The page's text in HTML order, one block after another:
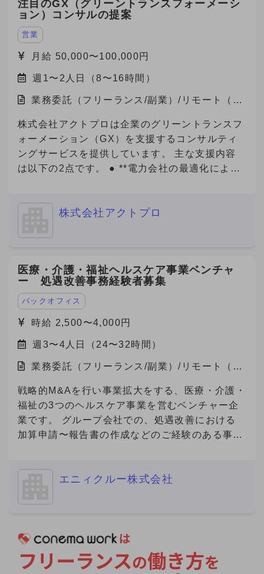
流になりつつあります。 この変化を捉え、
「Metoree」への掲載を通じたリード獲得を支援
する需要が急拡大しています。 より多くの製造
るため、 セールス組織の拡大・強化のため増員
を検討しています。 【セールスチームの特徴】
の高いメンバーが刺激しあい切磋琢磨していま
す。 また、メンバー（マネジメント未経験）か
らリーダー・マネージャーに昇格したメンバーも
多数在籍しており、挑戦をしたい方へのチャンス
の機会がたくさんあります。 社内ナレッジも豊
ン後の動き方】 ・研修期間あり（最大15時間）
施、商談同席 ※研修期間中も報酬は発生します。
場合は1ヶ月ごとの自動更新制となります。 ※研
修期間の実績により契約終了の可能性あります。
なる拡大や将来的なIPOを見据え、将来的な経営
チームへの参画を視野に入れながら、急成長スタ
ートアップにおいて、中途人材採用を戦略の立案
から実施までリードいただける方を募集いたしま
す。 ■ご応募（興味あり）にあたり■ 【必須1】
プロフィール（社歴、業務ご経験）詳細をご記載
ください。 【必須2】下記、「副業からの転職」
について、該当する番号をお知らせください。
【必須3】バックグラウンドについても選考の参
考にさせていただいておりますので、大学・学
部・専攻内容も記載してご応募をお願いいたしま
す。 「副業からの転職」について： 数ヶ月〜半
ただける方から優先的に採用させていただく案件
能性「無し」 ② 内容・条件により転職の可能性
転職の可能性「あり」（半年から1年以内程度）
④ 転職を「積極的に検討中」（半年以内） -------
-------------- ※これらの記載がない場合、
施する観点から、大変恐縮ですがご返信できない
ことがありますので、ご協力をお願いいたしま
注目のGX（グリーントランスフォーメーシ
ョン）コンサルの提案
営業
月給 50,000〜100,000円
週1〜2人日（8〜16時間）
業務委託（フリーランス/副業）/リモート（在
株式会社アクトプロは企業のグリーントランスフ
ォーメーション（GX）を支援するコンサルティ
ングサービスを提供しています。 主な支援内容
は以下の2点です。 ● **電力会社の最適化による
あるコスト削減を実現します。 ● **Jクレジット
ESG評価・脱炭素経営の推進に貢献します。 近
年、GXは「企業の競争力」を左右する重要テー
マとなっており、コスト削減と環境価値の創出を
両立できる点が大きな魅力です。 今回、当社は
これらのサービスにご関心をお持ちの企業様をご
紹介いただけるパートナーを募集しています。
株式会社アクトプロ
医療・介護・福祉ヘルスケア事業ベンチャ
ー 処遇改善事務経験者募集
バックオフィス
時給 2,500〜4,000円
週3〜4人日（24〜32時間）
業務委託（フリーランス/副業）/リモート（在
戦略的M&Aを行い事業拡大をする、医療・介護・
福祉の3つのヘルスケア事業を営むベンチャー企
業です。 グループ会社での、処遇改善における
加算申請〜報告書の作成などのご経験のある事務
あたり■（必須） 必須要件について、具体的なご
ります。
エニィクルー株式会社